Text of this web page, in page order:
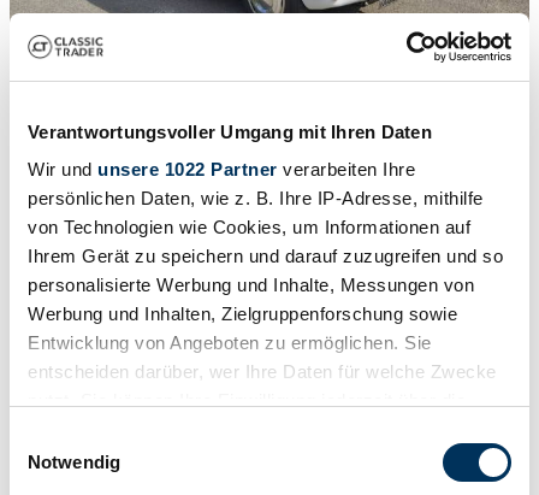
Verantwortungsvoller Umgang mit Ihren Daten
Wir und unsere 1022 Partner verarbeiten Ihre
persönlichen Daten, wie z. B. Ihre IP-Adresse, mithilfe
von Technologien wie Cookies, um Informationen auf
Ihrem Gerät zu speichern und darauf zuzugreifen und so
personalisierte Werbung und Inhalte, Messungen von
Werbung und Inhalten, Zielgruppenforschung sowie
Entwicklung von Angeboten zu ermöglichen. Sie
entscheiden darüber, wer Ihre Daten für welche Zwecke
Trigger Symbol ändern oder widerrufen
Notwendig
1/14
Preis auf Anfrage